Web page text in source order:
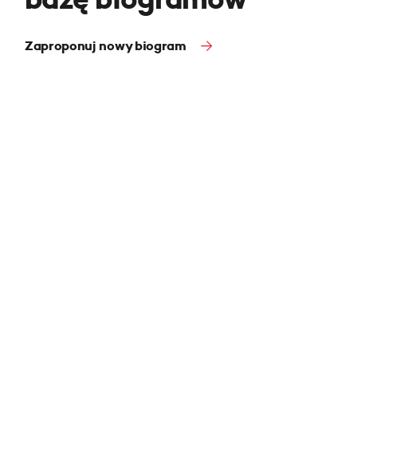
Zaproponuj nowy biogram